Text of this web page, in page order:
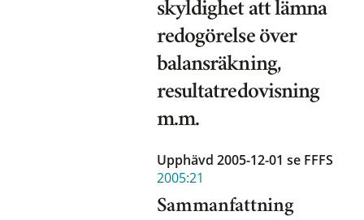
skyldighet att lämna
redogörelse över
balansräkning,
resultatredovisning
m.m.
Upphävd 2005-12-01 se FFFS
2005:21
Sammanfattning